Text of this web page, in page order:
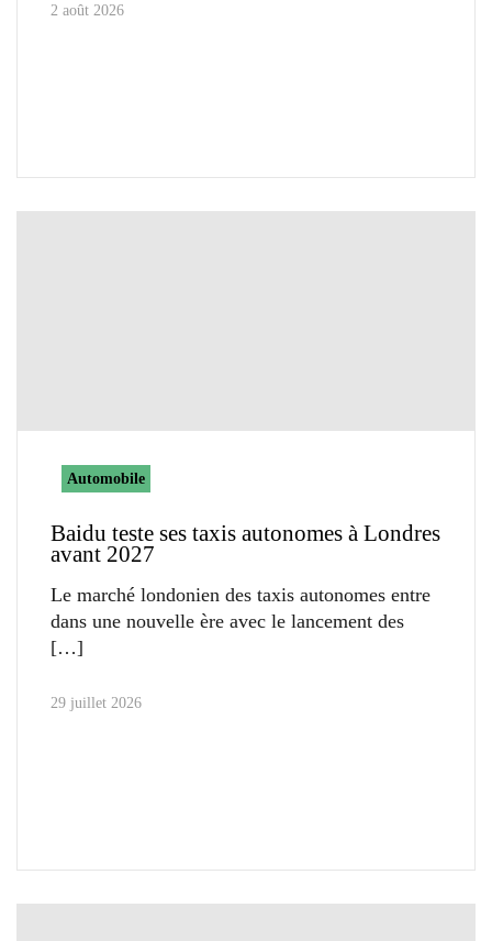
2 août 2026
Automobile
Baidu teste ses taxis autonomes à Londres
avant 2027
Le marché londonien des taxis autonomes entre
dans une nouvelle ère avec le lancement des
29 juillet 2026